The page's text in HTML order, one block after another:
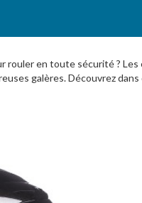
rouler en toute sécurité ?
galères. Découvrez